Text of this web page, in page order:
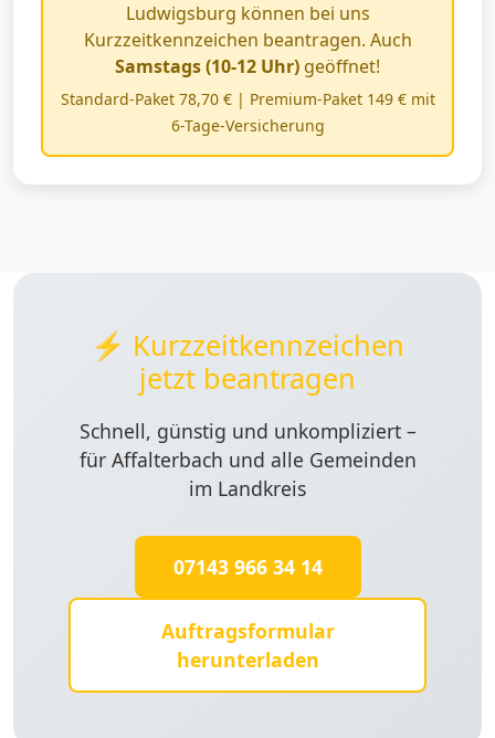
Ludwigsburg können bei uns
Kurzzeitkennzeichen beantragen. Auch
Samstags (10-12 Uhr) geöffnet!
Standard-Paket 78,70 € | Premium-Paket 149 € mit
6-Tage-Versicherung
⚡ Kurzzeitkennzeichen
jetzt beantragen
Schnell, günstig und unkompliziert –
für Affalterbach und alle Gemeinden
im Landkreis
07143 966 34 14
Auftragsformular
herunterladen